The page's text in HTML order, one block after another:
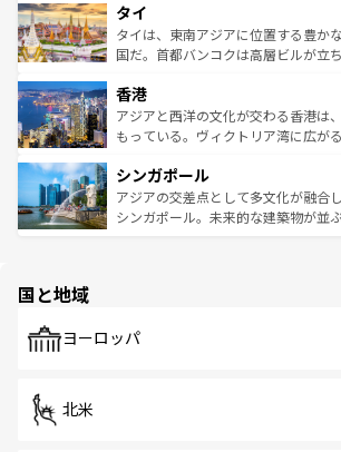
リティに包まれながら、韓国の多彩
わってみてほしい。 なお、新
覧を参照してほしい。
急速な発展と共に伝統が息づく。ハ
ーチミン市のフランス統治時代の建
醸し出している。また、バラエティ
とつ。フォーやバインミー、ベトナ
ひ現地で味わいたい。どの地域を訪
が旅行者を迎えてくれるので、きっ
参照してほしい。
タイ
タイは、東南アジアに位置する豊か
国だ。首都バンコクは高層ビルが立
の活気が交差している。北部ではチ
帯で自然と触れ合い、南部ではプー
いビーチでリゾート気分を楽しむこ
激する。気候は一年中温暖で、どの
が待っている。親しみやすいタイの
た文化、そして多様な観光資源が、
香港
アジアと西洋の文化が交わる香港は
もっている。ヴィクトリア湾に広が
み、どこを訪れても感動するはず。
ており、効率よく見どころを回れる
うな絶景から文化的な体験まで、香
シンガポール
アジアの交差点として多文化が融合
シンガポール。未来的な建築物が並
で、ホーカーズは地元の風情を楽し
国と地域
ヨーロッパ
北米